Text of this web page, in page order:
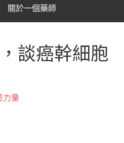
關於一個藥師
談癌幹細胞
力量